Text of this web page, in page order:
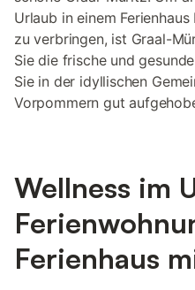
Urlaub in einem
zu verbringen, ist Graal-
Sie die frische und
Sie in der idyllischen
Vorpommern gut
Wellness im
Ferienhaus